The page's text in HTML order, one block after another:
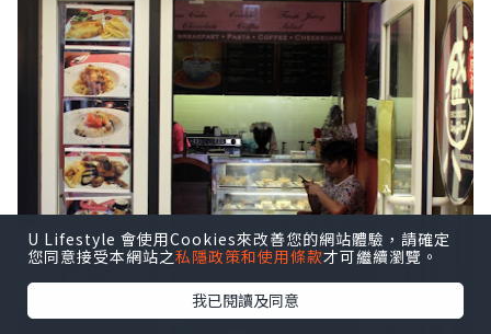
U Lifestyle 會使用Cookies來改善您的網站體驗，請確定
您同意接受本網站之私隱政策和使用條款才可繼續瀏覽。
我已閱讀及同意